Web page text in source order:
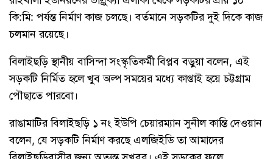
কি:মি: পর্যন্ত নির্মাণ কাজ চলছে। বর্তমানে সড়কটির দুই দিকে কাজ
চলমান রয়েছে।
বিলাইছড়ি স্থানীয় বাসিন্দা সংস্কৃতিকর্মী বিপ্লব বড়ুয়া বলেন, এই
সড়কটি নির্মিত হলে খুব অল্প সময়ের মধ্যে কাপ্তাই হয়ে চট্টগ্রাম
পৌছাতে পারবো।
রাঙামাটির বিলাইছড়ি ১ নং ইউপি চেয়ারম্যান সুনীল কান্তি দেওয়ান
বলেন, যে সড়কটি নির্মাণ করছে এলজিইডি তা আমাদের